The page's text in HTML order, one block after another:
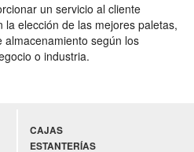
un servicio al cliente
elección de las mejores paletas,
según los
o industria.
CAJAS
ESTANTERÍAS